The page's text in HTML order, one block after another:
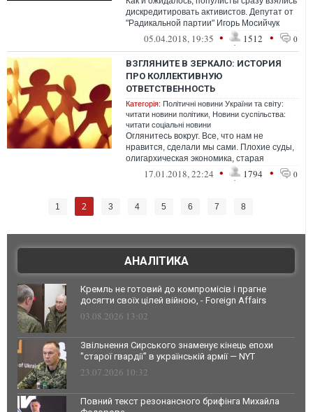
дискредитировать активистов. Депутат от
"Радикальной партии" Игорь Мосийчук
назвал их "иностранными агентами"...
05.04.2018, 19:35 • 1512 • 0
ВЗГЛЯНИТЕ В ЗЕРКАЛО: ИСТОРИЯ
ПРО КОЛЛЕКТИВНУЮ
ОТВЕТСТВЕННОСТЬ
Категорія: Політичні новини України та світу:
читати новини політики Новини суспільства:
читати соціальні новини
Оглянитесь вокруг. Все, что нам не
нравится, сделали мы сами. Плохие суды,
олигархическая экономика, старая
коммуналка – это все благодаря нам. Нам
17.01.2018, 22:24 • 1794 • 0
1 2 3 4 5 6 7 8
АНАЛІТИКА
Кремль не готовий до компромісів і прагне
досягти своїх цілей війною, - Foreign Affairs
03.08.2026 13:02
Звільнення Сирського знаменує кінець епохи
"старої гвардії" в українській армії — NYT
23.07.2026 10:32
Повний текст резонансного брифінга Михайла